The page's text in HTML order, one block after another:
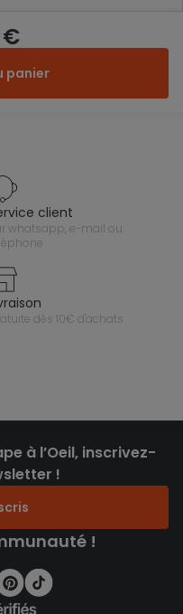
€
panier
client
dès 10€ d'achats
à l’Oeil, inscrivez-
!
!